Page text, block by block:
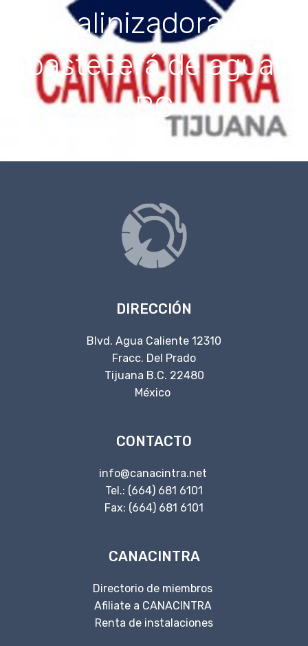
desalinizadora que
abastecerá de agua a
BC
DIRECCIÓN
Blvd. Agua Caliente 12310
Fracc. Del Prado
Tijuana B.C. 22480
México
CONTACTO
info@canacintra.net
Tel.: (664) 681 6101
Fax: (664) 681 6101
CANACINTRA
Directorio de miembros
Afiliate a CANACINTRA
Renta de instalaciones